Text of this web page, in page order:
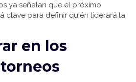
ya señalan que el próximo
clave para definir quién liderará la
en los